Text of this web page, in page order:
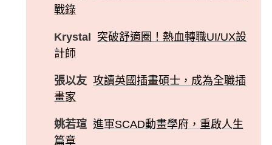
戰錄
Krystal 突破舒適圈！熱血轉職UI/UX設
計師
張以友 攻讀英國插畫碩士，成為全職插
畫家
姚若瑄 進軍SCAD動畫學府，重啟人生
篇章